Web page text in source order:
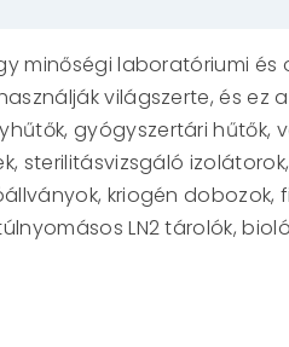
minőségi laboratóriumi
világszerte, és ez
gyógyszertári hűtők,
sterilitásvizsgáló
kriogén
LN2 tárolók,